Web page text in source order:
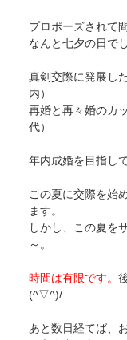
プロポーズされて
なんと七夕の日で
真剣交際に発展し
内）
再婚と再々婚のカ
代）
年内成婚を目指し
この夏に交際を始
ます。
しかし、この夏を
～。
時間は有限です。
(^▽^)/
あと数日経てば、